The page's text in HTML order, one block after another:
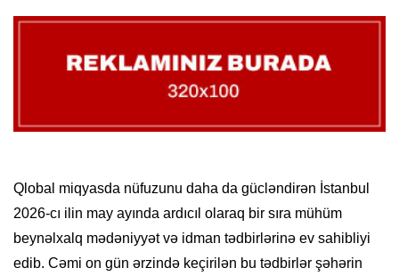
Qlobal miqyasda nüfuzunu daha da gücləndirən İstanbul
2026-cı ilin may ayında ardıcıl olaraq bir sıra mühüm
beynəlxalq mədəniyyət və idman tədbirlərinə ev sahibliyi
edib. Cəmi on gün ərzində keçirilən bu tədbirlər şəhərin